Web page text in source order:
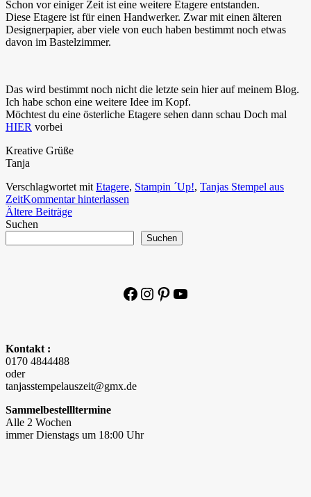
Schon vor einiger Zeit ist eine weitere Etagere entstanden.
Diese Etagere ist für einen Handwerker. Zwar mit einen älteren
Designerpapier, aber viele von euch haben bestimmt noch etwas
davon im Bastelzimmer.
Das wird bestimmt noch nicht die letzte sein hier auf meinem Blog.
Ich habe schon eine weitere Idee im Kopf.
Möchtest du eine österliche Etagere sehen dann schau Doch mal
HIER vorbei
Kreative Grüße
Tanja
Verschlagwortet mit Etagere, Stampin ´Up!, Tanjas Stempel aus
ZeitKommentar hinterlassen
Beitragsnavigation
Ältere Beiträge
Suchen
Suchen
Facebook
Instagram
Pinterest
YouTube
Kontakt :
0170 4844488
oder
tanjasstempelauszeit@gmx.de
Sammelbestellltermine
Alle 2 Wochen
immer Dienstags um 18:00 Uhr